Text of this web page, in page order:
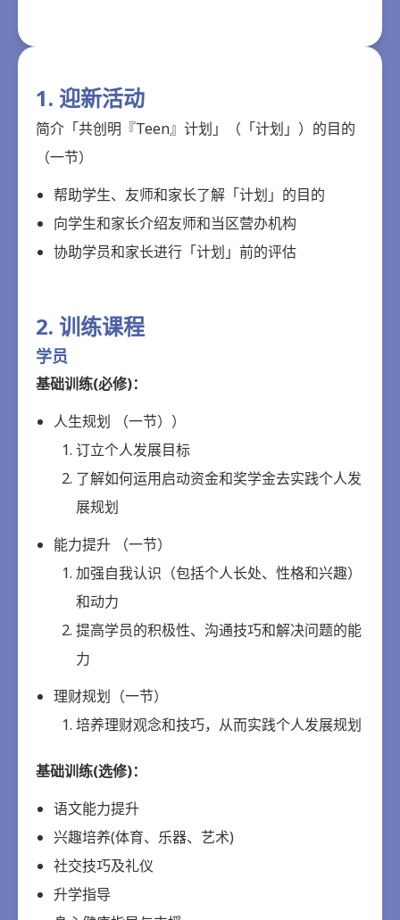
1. 迎新活动
简介「共创明『Teen』计划」（「计划」）的目的
（一节）
帮助学生、友师和家长了解「计划」的目的
向学生和家长介绍友师和当区营办机构
协助学员和家长进行「计划」前的评估
2. 训练课程
学员
基础训练(必修)：
人生规划 （一节））
订立个人发展目标
了解如何运用启动资金和奖学金去实践个人发
展规划
能力提升 （一节）
加强自我认识（包括个人长处、性格和兴趣）
和动力
提高学员的积极性、沟通技巧和解决问题的能
力
理财规划（一节）
培养理财观念和技巧，从而实践个人发展规划
基础训练(选修)：
语文能力提升
兴趣培养(体育、乐器、艺术)
社交技巧及礼仪
升学指导